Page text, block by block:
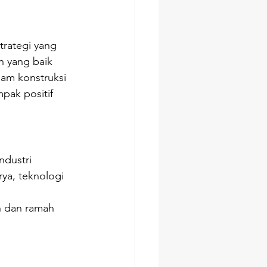
yang
yang baik
konstruksi
positif
teknologi
ramah